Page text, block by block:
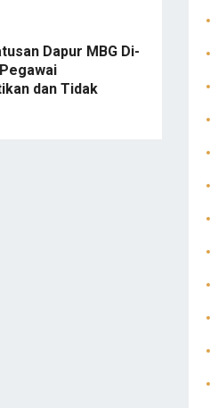
Dapur MBG Di-
dan Tidak